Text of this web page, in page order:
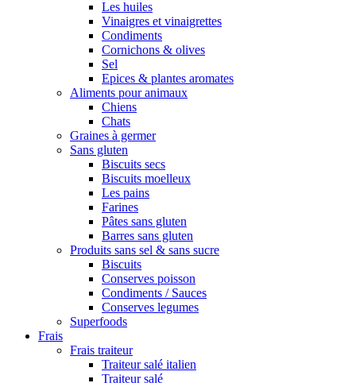
Les huiles
Vinaigres et vinaigrettes
Condiments
Cornichons & olives
Sel
Epices & plantes aromates
Aliments pour animaux
Chiens
Chats
Graines à germer
Sans gluten
Biscuits secs
Biscuits moelleux
Les pains
Farines
Pâtes sans gluten
Barres sans gluten
Produits sans sel & sans sucre
Biscuits
Conserves poisson
Condiments / Sauces
Conserves legumes
Superfoods
Frais
Frais traiteur
Traiteur salé italien
Traiteur salé